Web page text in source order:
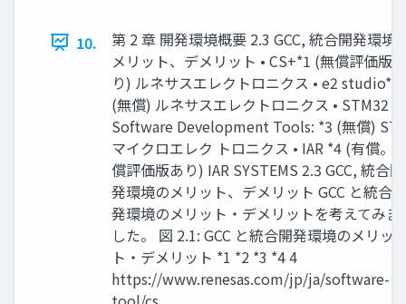
10.
第 2 章 開発環境概要 2.3 GCC, 統合開発環境
メリット、デメリット • CS+*1 (無償評価版あ
り) ルネサスエレクトロニクス • e2 studio*2
(無償) ルネサスエレクトロニクス • STM32
Software Development Tools: *3 (無償) ST
マイクロエレク トロニクス • IAR *4 (有償。
償評価版あり) IAR SYSTEMS 2.3 GCC, 統合開
発環境のメリット、デメリット GCC と統合開
発環境のメリット・デメリットを考えてみま
した。 図 2.1: GCC と統合開発環境のメリッ
ト・デメリット *1 *2 *3 *4 4
https://www.renesas.com/jp/ja/software-